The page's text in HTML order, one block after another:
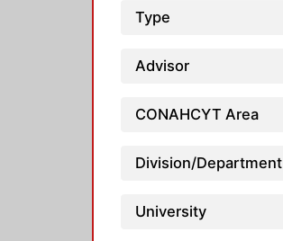
Type
Advisor
CONAHCYT Area
Division/Department
University